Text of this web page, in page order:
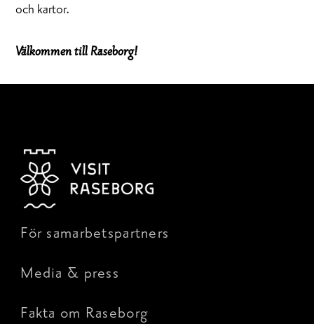
och kartor.
Välkommen till Raseborg!
För samarbetspartners
Media & press
Fakta om Raseborg